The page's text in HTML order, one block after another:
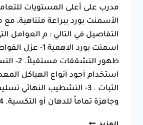
مدرب على أعلى المستويات
الأسمنت بورد ببراعة متناهية، مع
التفاصيل في التالي : م العوامل
اسمنت بورد
ظهور
استخدام أجود أنواع الهياكل
الثبات . 3- التشطيب النهائي
وجاهزة تماماً للدهان أو التكسية. 4-…
مقاول